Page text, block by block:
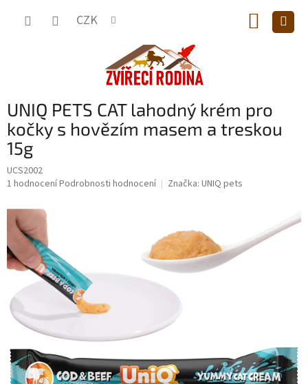
CZK
KOŠÍK
UNIQ PETS CAT lahodný krém pro
kočky s hovězím masem a treskou
15g
UCS2002
Průměrné
produktu
z
5
hvězdiček.
1 hodnoceníPodrobnosti hodnocení Značka: UNIQ pets